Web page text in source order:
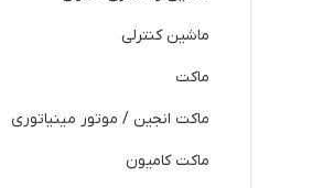
ماشین کنترلی
ماکت
ماکت انجین / موتور مینیاتوری
ماکت کامیون